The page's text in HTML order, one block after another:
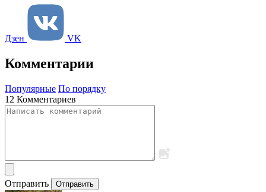
Дзен VK
Комментарии
Популярные По порядку
12 Комментариев
Отправить Отправить